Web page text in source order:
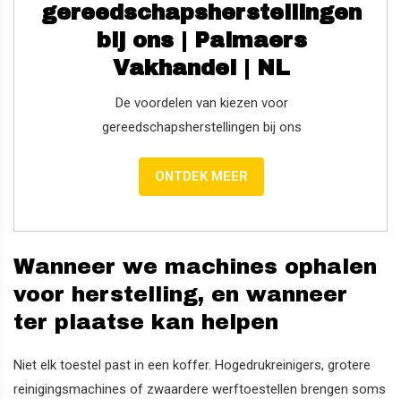
gereedschapsherstellingen
bij ons | Palmaers
Vakhandel | NL
De voordelen van kiezen voor
gereedschapsherstellingen bij ons
ONTDEK MEER
Wanneer we machines ophalen
voor herstelling, en wanneer
ter plaatse kan helpen
Niet elk toestel past in een koffer. Hogedrukreinigers, grotere
reinigingsmachines of zwaardere werftoestellen brengen soms